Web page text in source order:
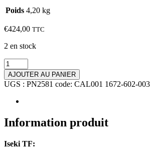
Poids 4,20 kg
€424,00 TTC
2 en stock
quantité
de
Calandre
Iseki
series
AJOUTER AU PANIER
UGS : PN2581 code: CAL001 1672-602-
Information produit
Iseki TF: